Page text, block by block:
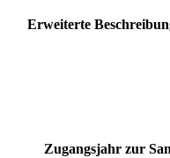
Erweiterte
Zugangsjahr zur